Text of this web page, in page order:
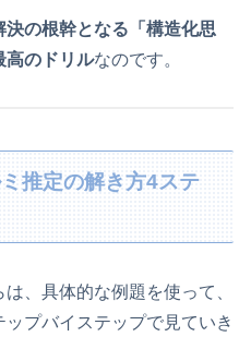
決の根幹となる「構造化思
高のドリルなのです。
推定の解き方4ステ
、具体的な例題を使って、
プバイステップで見ていき